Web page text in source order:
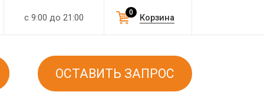
с 9:00 до 21:00 Корзина
0
ОСТАВИТЬ ЗАПРОС